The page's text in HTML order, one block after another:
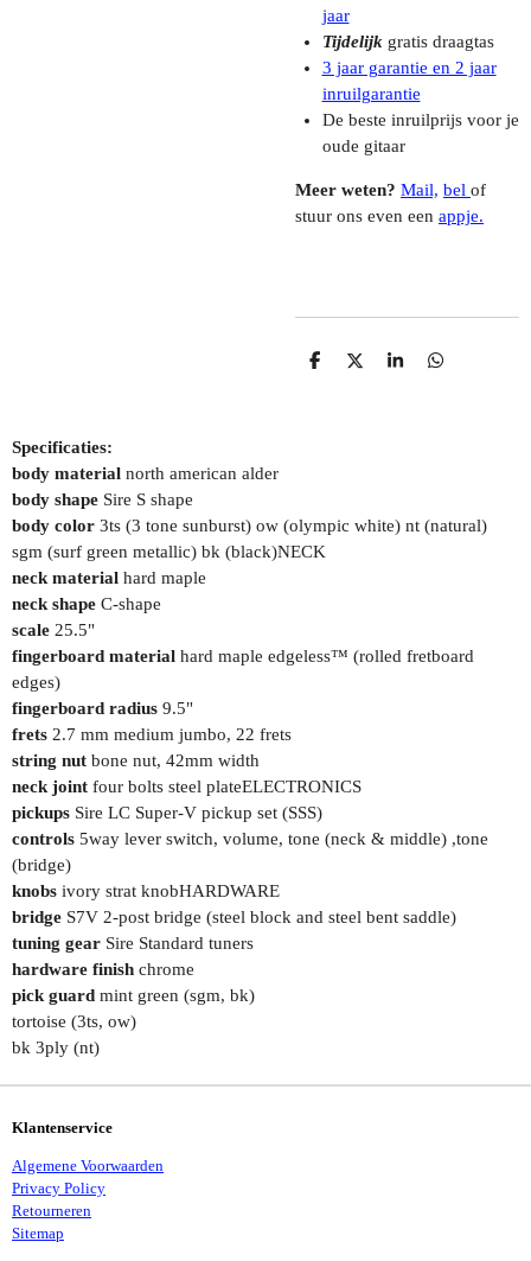
jaar
Tijdelijk gratis draagtas
3 jaar garantie en 2 jaar
inruilgarantie
De beste inruilprijs voor je
oude gitaar
Meer weten? Mail, bel of
stuur ons even een appje.
D
D
S
D
Specificaties:
body material north american alder
body shape Sire S shape
body color 3ts (3 tone sunburst) ow (olympic white) nt (natural)
sgm (surf green metallic) bk (black)NECK
neck material hard maple
neck shape C-shape
scale 25.5"
fingerboard material hard maple edgeless™ (rolled fretboard
edges)
fingerboard radius 9.5"
frets 2.7 mm medium jumbo, 22 frets
string nut bone nut, 42mm width
neck joint four bolts steel plateELECTRONICS
pickups Sire LC Super-V pickup set (SSS)
controls 5way lever switch, volume, tone (neck & middle) ,tone
(bridge)
knobs ivory strat knobHARDWARE
bridge S7V 2-post bridge (steel block and steel bent saddle)
tuning gear Sire Standard tuners
hardware finish chrome
pick guard mint green (sgm, bk)
tortoise (3ts, ow)
bk 3ply (nt)
Klantenservice
Algemene Voorwaarden
Privacy Policy
Retourneren
Sitemap